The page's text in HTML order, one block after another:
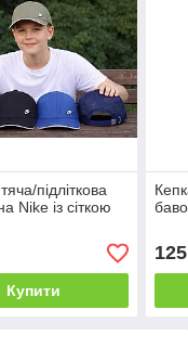
підліткова
Nike із сіткою
Купити
125